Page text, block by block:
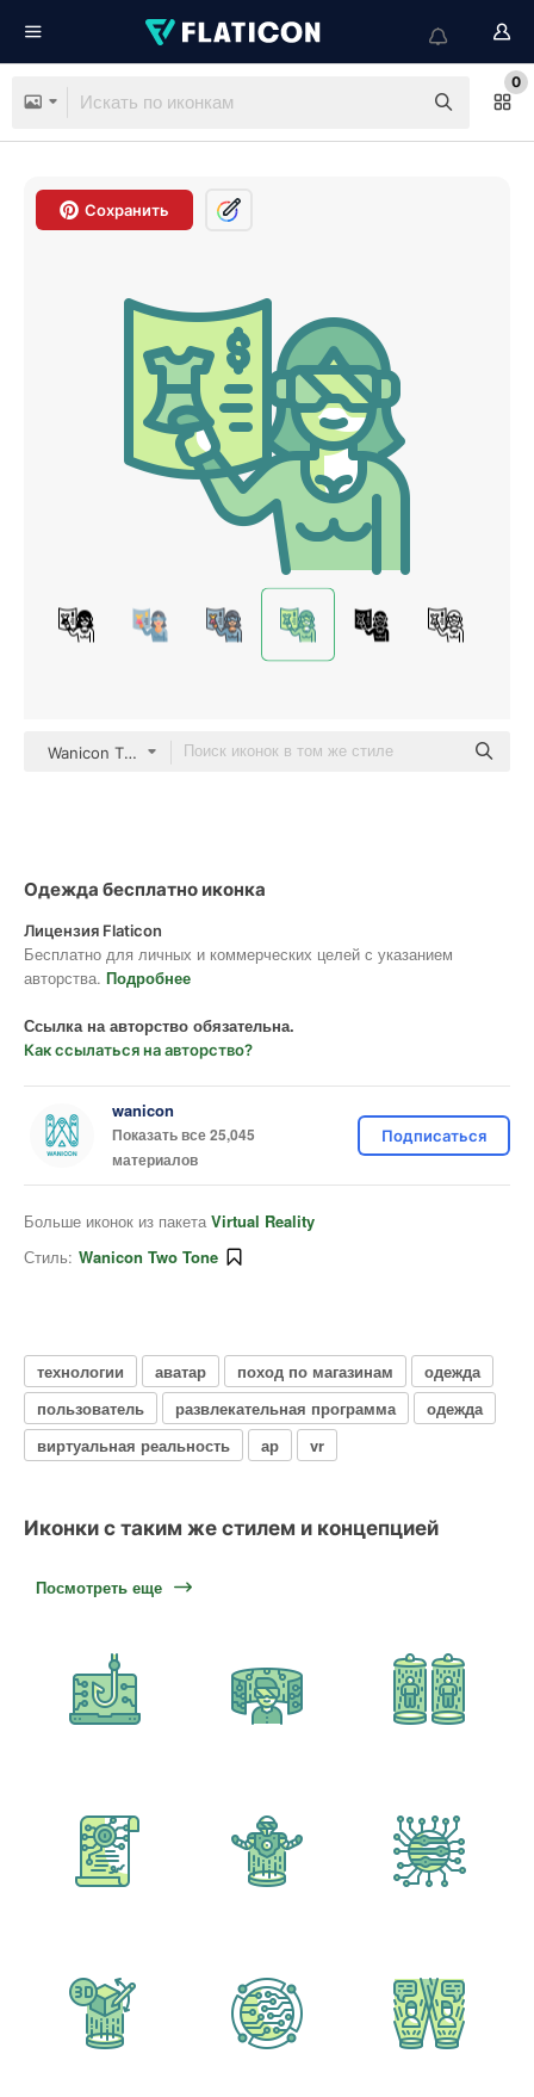
0
Сохранить
Wanicon Two Tone
Одежда бесплатно иконка
Лицензия Flaticon
Бесплатно для личных и коммерческих целей с указанием
авторства. Подробнее
Ссылка на авторство обязательна.
Как ссылаться на авторство?
wanicon
Показать все 25,045
материалов
Подписаться
Больше иконок из пакета Virtual Reality
Стиль: Wanicon Two Tone
технологии аватар поход по магазинам
одежда
пользователь
развлекательная программа
одежда
виртуальная реальность
ар vr
Иконки с таким же стилем и концепцией
Посмотреть еще